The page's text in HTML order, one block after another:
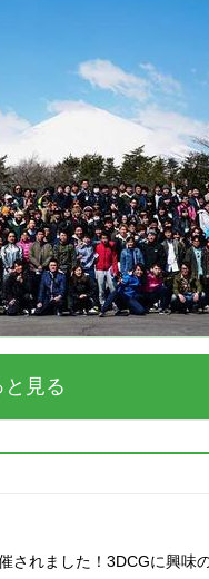
と見る
れました！3DCGに興